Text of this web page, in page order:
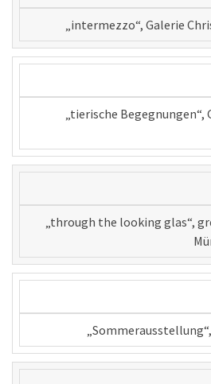
„intermezzo“, Galerie
„tierische
„through the looking glas“,